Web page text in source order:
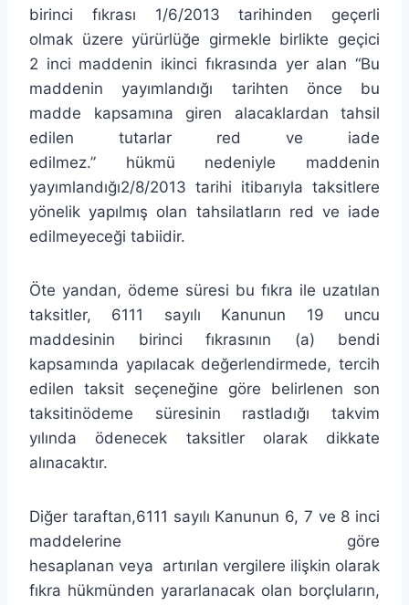
birinci fıkrası 1/6/2013 tarihinden geçerli
olmak üzere yürürlüğe girmekle birlikte geçici
2 inci maddenin ikinci fıkrasında yer alan “Bu
maddenin yayımlandığı tarihten önce bu
madde kapsamına giren alacaklardan tahsil
edilen tutarlar red ve iade
edilmez.” hükmü nedeniyle maddenin
yayımlandığı2/8/2013 tarihi itibarıyla taksitlere
yönelik yapılmış olan tahsilatların red ve iade
edilmeyeceği tabiidir.
Öte yandan, ödeme süresi bu fıkra ile uzatılan
taksitler, 6111 sayılı Kanunun 19 uncu
maddesinin birinci fıkrasının (a) bendi
kapsamında yapılacak değerlendirmede, tercih
edilen taksit seçeneğine göre belirlenen son
taksitinödeme süresinin rastladığı takvim
yılında ödenecek taksitler olarak dikkate
alınacaktır.
Diğer taraftan,6111 sayılı Kanunun 6, 7 ve 8 inci
maddelerine göre
hesaplanan veya artırılan vergilere ilişkin olarak
fıkra hükmünden yararlanacak olan borçluların,